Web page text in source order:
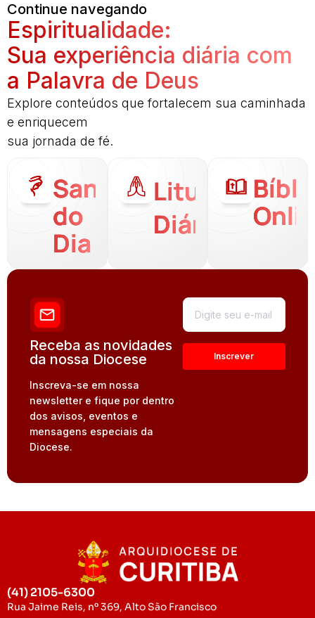
Continue navegando
Espiritualidade:
Sua experiência diária com
a Palavra de Deus
Explore conteúdos que fortalecem sua caminhada
e enriquecem
sua jornada de fé.
Santo
do
Dia
Liturgia
Diária
Receba as novidades
da nossa Diocese
Inscreva-se em nossa
newsletter e fique por dentro
dos avisos, eventos e
mensagens especiais da
Diocese.
(41) 2105-6300
Rua Jaime Reis, nº 369, Alto São Francisco